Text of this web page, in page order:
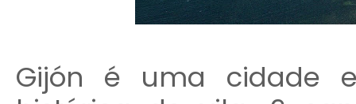
Gijón é uma cidade